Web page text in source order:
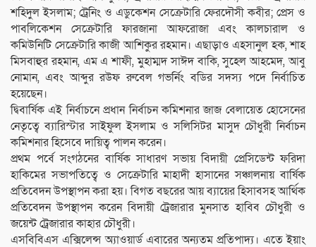
শহিদুল ইসলাম; ট্রেনিং ও এডুকেশন সেক্রেটারি ফেরদৌসী কবীর; প্রেস ও
পাবলিকেশন সেক্রেটারি ফারজানা আফরোজা এবং কালচারাল ও
কমিউনিটি সেক্রেটারি কাজী আশিকুর রহমান। এছাড়াও এহসানুল হক, শাহ
মিসবাহুর রহমান, এম এ শাফী, মুহাম্মদ সাঈদ বাকি, সুহেল আহমেদ, আবু
নোমান, এবং আব্দুর রউফ রুবেল গভর্নিং বডির সদস্য পদে নির্বাচিত
হয়েছেন।
দ্বিবার্ষিক এই নির্বাচনে প্রধান নির্বাচন কমিশনার জাজ বেলায়েত হোসেনের
নেতৃত্বে ব্যারিস্টার সাইফুল ইসলাম ও সলিসিটর মাসুদ চৌধুরী নির্বাচন
কমিশনার হিসেবে দায়িত্ব পালন করেন।
প্রথম পর্বে সংগঠনের বার্ষিক সাধারণ সভায় বিদায়ী প্রেসিডেন্ট ফরিদা
হাকিমের সভাপতিত্বে ও সেক্রেটারি মাহাদী হাসানের সঞ্চালনায় বার্ষিক
প্রতিবেদন উপস্থাপন করা হয়। বিগত বছরের আয় ব্যায়ের হিসাবসহ আর্থিক
প্রতিবেদন উপস্থাপন করেন বিদায়ী ট্রেজারার মুনসাত হাবিব চৌধুরী ও
জয়েন্ট ট্রেজারার কাহার চৌধুরী।
এসবিবিএস এক্সিলেন্স অ্যাওয়ার্ড এবারের অন্যতম প্রতিপাদ্য। এতে ইয়াং